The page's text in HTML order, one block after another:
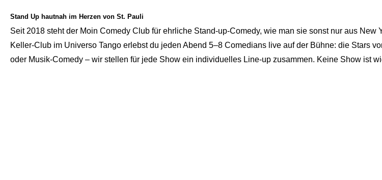
Stand Up hautnah im Herzen von St. Pauli
Seit 2018 steht der Moin Comedy Club für ehrliche Stand-up-Comedy, wie man sie sonst nur aus
Keller-Club im Universo Tango erlebst du jeden Abend 5–8 Comedians live auf der Bühne: die Stars
oder Musik-Comedy – wir stellen für jede Show ein individuelles Line-up zusammen. Keine Show ist